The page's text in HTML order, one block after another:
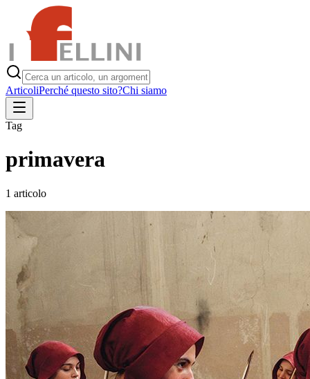
ArticoliPerché questo sito?Chi siamo
Tag
primavera
1 articolo